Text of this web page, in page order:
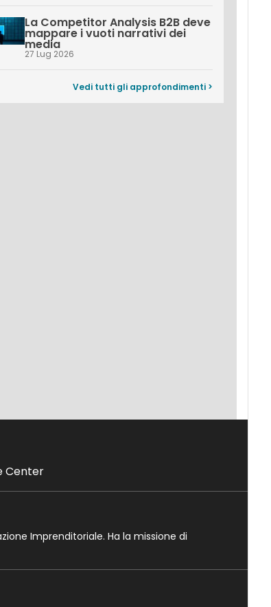
La Competitor Analysis B2B deve
mappare i vuoti narrativi dei
media
27 Lug 2026
Vedi tutti gli approfondimenti >
Center
Imprenditoriale. Ha la missione di